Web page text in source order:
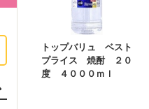
トップバリュ ベスト
プライス 焼酎 ２０
度 ４０００ｍｌ